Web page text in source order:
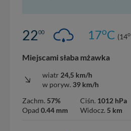
2200 17oC (14o
Miejscami słaba mżawka
wiatr 24,5 km/h
w poryw. 39 km/h
Zachm. 57%
Opad 0.44 mm
Ciśn. 1012 hPa
Widocz. 5 km